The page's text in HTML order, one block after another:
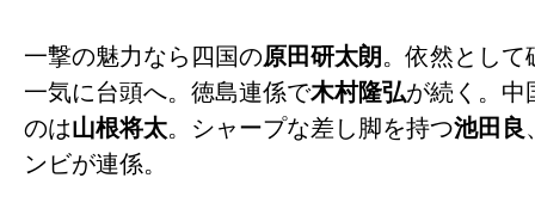
一撃の魅力なら四国の原田研太朗 。依然として
一気に台頭へ。徳島連係で木村隆弘が続く。中
のは山根将太。シャープな差し脚を持つ池田良
ンビが連係。